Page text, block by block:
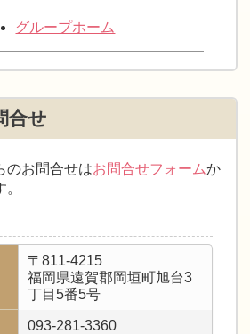
グループホーム
合せ
のお問合せはお問合せフォームか
〒811-4215
福岡県遠賀郡岡垣町旭台3
丁目5番5号
093-281-3360